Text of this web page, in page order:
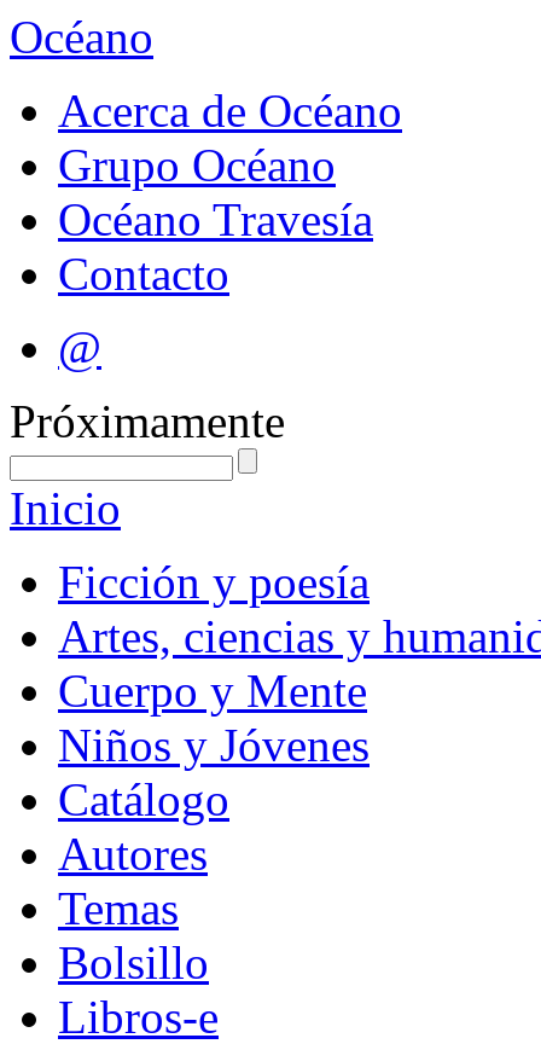
Océano
Acerca de Océano
Grupo Océano
Océano Travesía
Contacto
@
Próximamente
Inicio
Ficción y poesía
Artes, ciencias y
Cuerpo y Mente
Niños y Jóvenes
Catálogo
Autores
Temas
Bolsillo
Libros-e